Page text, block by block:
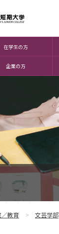
在学生の方
企業の方
教育 文芸学部